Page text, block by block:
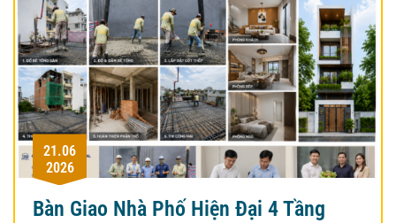
21.06
2026
Bàn Giao Nhà Phố Hiện Đại 4 Tầng